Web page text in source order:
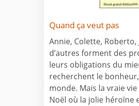
Quand ça veut pas
Annie, Colette,
d’autres forment des
leurs obligations du
recherchent le
monde. Mais la vraie
Noël où la jolie héroïne